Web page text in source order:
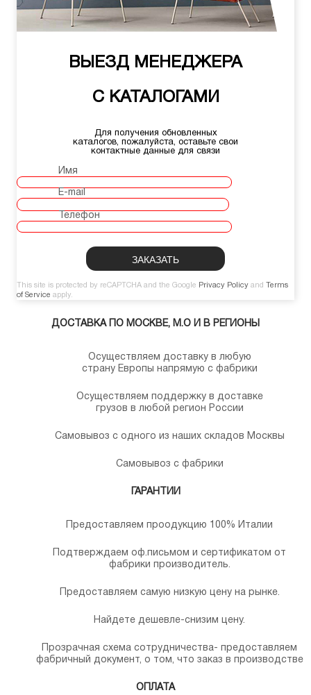
ВЫЕЗД МЕНЕДЖЕРА
С КАТАЛОГАМИ
Для получения обновленных
каталогов, пожалуйста, оставьте свои
контактные данные для связи
Имя
E-mail
Телефон
This site is protected by reCAPTCHA and the Google Privacy Policy and
Terms
of Service apply.
ДОСТАВКА ПО МОСКВЕ, М.О И В РЕГИОНЫ
Осуществляем доставку в любую
страну Европы напрямую с фабрики
Осуществляем поддержку в доставке
грузов в любой регион России
Самовывоз с одного из наших складов Москвы
Самовывоз с фабрики
ГАРАНТИИ
Предоставляем проодукцию 100% Италии
Подтверждаем оф.письмом и сертификатом от
фабрики производитель.
Предоставляем самую низкую цену на рынке.
Найдете дешевле-снизим цену.
Прозрачная схема сотрудничества- предоставляем
фабричный документ, о том, что заказ в производстве
ОПЛАТА